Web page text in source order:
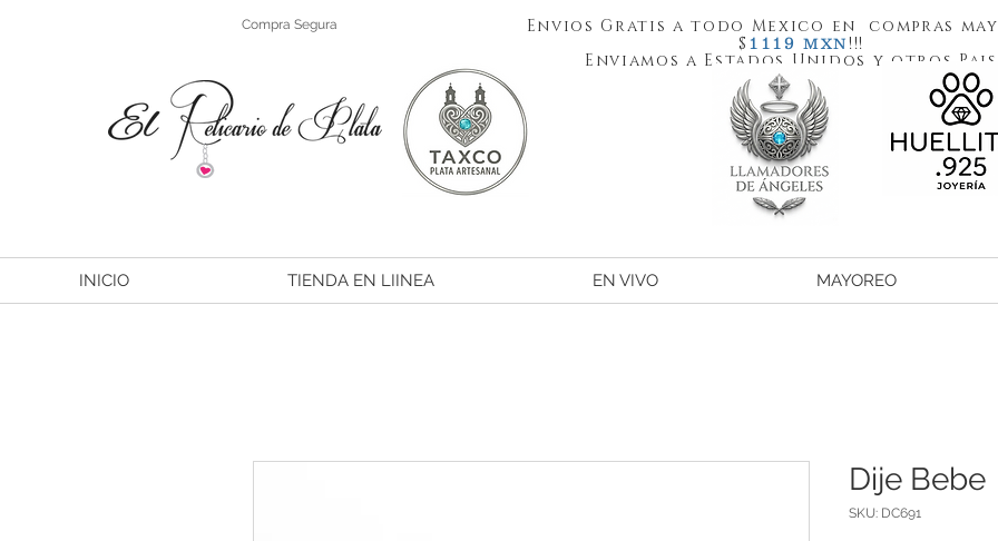
Compra Segura
Envios Gratis a todo Mexico en compras
$ 1119 MXN!!!
Enviamos a Estados Unidos y otros
INICIO TIENDA EN LIINEA EN VIVO MAYOREO
Dije Bebe
SKU: DC691